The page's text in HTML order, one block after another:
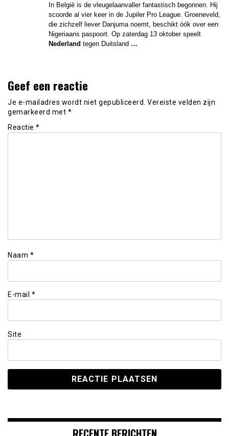
In België is de vleugelaanvaller fantastisch begonnen. Hij
scoorde al vier keer in de Jupiler Pro League. Groeneveld,
die zichzelf liever Danjuma noemt, beschikt óók over een
Nigeriaans paspoort. Op zaterdag 13 oktober speelt
Nederland tegen Duitsland …
Geef een reactie
Je e-mailadres wordt niet gepubliceerd. Vereiste velden zijn
gemarkeerd met *
Reactie *
Naam *
E-mail *
Site